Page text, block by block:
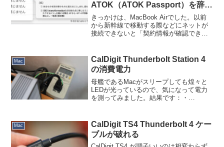
ATOK（ATOK Passport）を辞め
た話
きっかけは、MacBook Airでした。以前
から新幹線で移動する際などにネットが
接続できないと「契約情報が確認できな
なくなったのでそれは良いのですが、い
つの...
Mac
CalDigit Thunderbolt Station 4
の消費電力
母艦であるMacがスリープしても煌々と
LEDが光っているので、気になって電力
を測ってみました。結果です：・
Mac（ホスト）稼働時：8〜11W１ヶ月ず
っとスリープさせておく...
Mac
CalDigit TS4 Thunderbolt 4 ケー
ブルが破れる